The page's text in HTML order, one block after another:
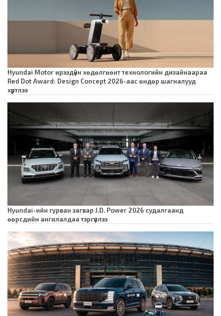
Hyundai Motor ирээдүйн хөдөлгөөнт технологийн дизайнаараа
Red Dot Award: Design Concept 2026-аас өндөр шагналууд
хүртлээ
Hyundai-ийн гурван загвар J.D. Power 2026 судалгаанд
өөрсдийн ангилалдаа тэргүүллээ